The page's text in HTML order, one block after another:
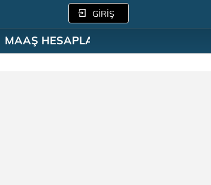
GİRİŞ
MAAŞ HESAPLAMA